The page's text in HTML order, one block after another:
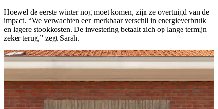
Hoewel de eerste winter nog moet komen, zijn ze overtuigd van de
impact. “We verwachten een merkbaar verschil in energieverbruik
en lagere stookkosten. De investering betaalt zich op lange termijn
zeker terug,” zegt Sarah.